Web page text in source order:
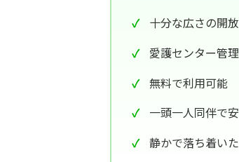
十分な広さの開
愛護センター管
無料で利用可能
一頭一人同伴で
静かで落ち着い